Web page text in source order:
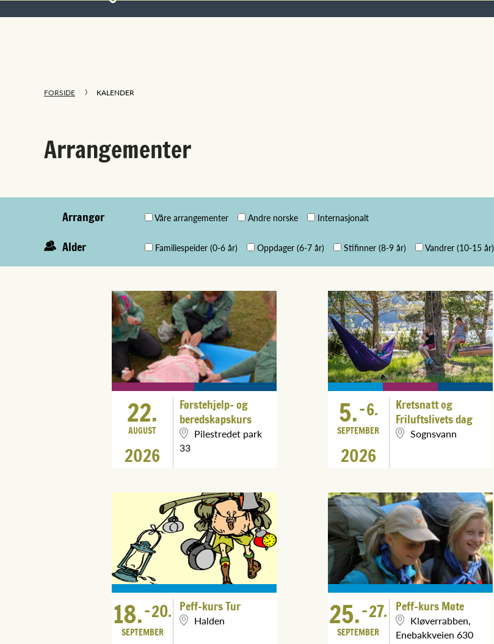
FORSIDE KALENDER
Arrangementer
Arrangør Våre arrangementer Andre norske Internasjonalt
Alder Familiespeider (0-6 år) Oppdager (6-7 år) Stifinner (8-9 år) Vandrer (10-15 år)
22.
AUGUST
2026
Førstehjelp- og
beredskapskurs
Pilestredet park
33
5.-6.
SEPTEMBER
2026
Kretsnatt og
Friluftslivets dag
Sognsvann
18.-20.
SEPTEMBER
Peff-kurs Tur
Halden 25.-27.
SEPTEMBER
Peff-kurs Møte
Kløverrabben,
Enebakkveien 630